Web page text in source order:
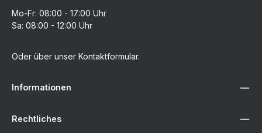
Mo-Fr: 08:00 - 17:00 Uhr
Sa: 08:00 - 12:00 Uhr
Oder über unser Kontaktformular.
Informationen
Rechtliches